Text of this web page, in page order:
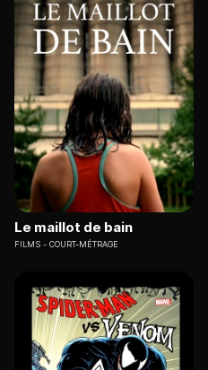
Le maillot de bain
FILMS COURT-MÉTRAGE